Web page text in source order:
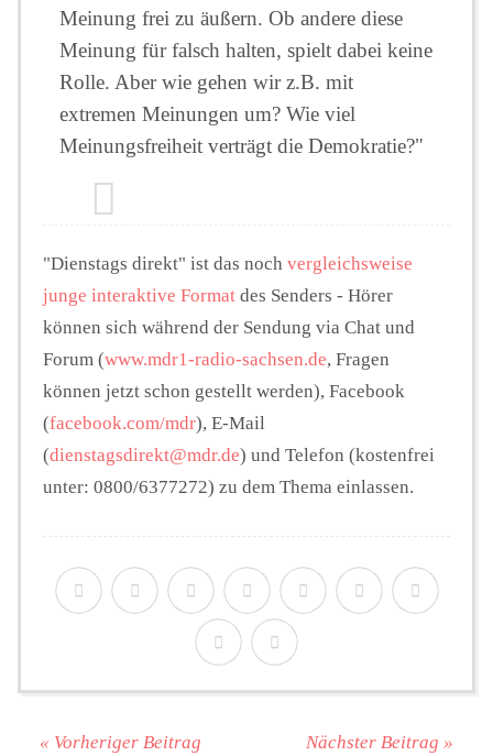
Meinung frei zu äußern. Ob andere diese
Meinung für falsch halten, spielt dabei keine
Rolle. Aber wie gehen wir z.B. mit
extremen Meinungen um? Wie viel
Meinungsfreiheit verträgt die Demokratie?"
"Dienstags direkt" ist das noch vergleichsweise
junge interaktive Format des Senders - Hörer
können sich während der Sendung via Chat und
Forum (www.mdr1-radio-sachsen.de, Fragen
können jetzt schon gestellt werden), Facebook
(facebook.com/mdr), E-Mail
(dienstagsdirekt@mdr.de) und Telefon (kostenfrei
unter: 0800/6377272) zu dem Thema einlassen.
« Vorheriger Beitrag Nächster Beitrag »